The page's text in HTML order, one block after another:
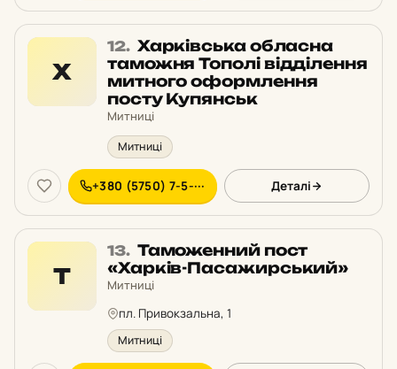
Х
12. Місце
12
у
рейтингу:
Харківська обласна
таможня Тополі відділення
митного оформлення
посту Купянськ
Митниці
Митниці
+380 (5750) 7-5-··· Деталі
Т
13. Місце
13
у
Таможенний пост
«Харків-Пасажирський»
Митниці
пл. Привокзальна, 1
Митниці